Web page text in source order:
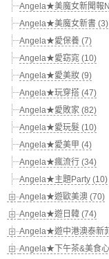
Angela★美魔女新聞報
Angela★美魔女新書 (3)
Angela★愛保養 (7)
Angela★愛窈窕 (10)
Angela★愛美妝 (9)
Angela★玩穿搭 (47)
Angela★愛敗家 (82)
Angela★愛玩髮 (10)
Angela★愛美甲 (4)
Angela★瘋流行 (34)
Angela★主題Party (10)
Angela★遊歐美澳 (70)
Angela★遊日韓 (74)
Angela★遊中港澳泰新
Angela★下午茶&美食